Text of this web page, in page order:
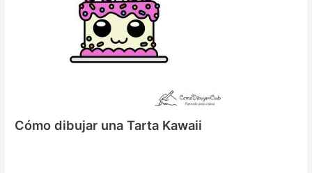
Cómo dibujar una Tarta Kawaii